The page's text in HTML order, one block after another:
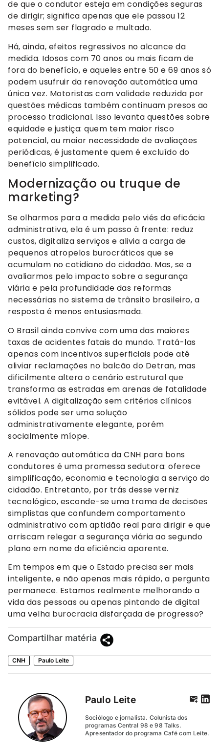
de que o condutor esteja em condições seguras
de dirigir; significa apenas que ele passou 12
meses sem ser flagrado e multado.
Há, ainda, efeitos regressivos no alcance da
medida. Idosos com 70 anos ou mais ficam de
fora do benefício, e aqueles entre 50 e 69 anos só
podem usufruir da renovação automática uma
única vez. Motoristas com validade reduzida por
questões médicas também continuam presos ao
processo tradicional. Isso levanta questões sobre
equidade e justiça: quem tem maior risco
potencial, ou maior necessidade de avaliações
periódicas, é justamente quem é excluído do
benefício simplificado.
Modernização ou truque de
marketing?
Se olharmos para a medida pelo viés da eficácia
administrativa, ela é um passo à frente: reduz
custos, digitaliza serviços e alivia a carga de
pequenos atropelos burocráticos que se
acumulam no cotidiano do cidadão. Mas, se a
avaliarmos pelo impacto sobre a segurança
viária e pela profundidade das reformas
necessárias no sistema de trânsito brasileiro, a
resposta é menos entusiasmada.
O Brasil ainda convive com uma das maiores
taxas de acidentes fatais do mundo. Tratá-las
apenas com incentivos superficiais pode até
aliviar reclamações no balcão do Detran, mas
dificilmente altera o cenário estrutural que
transforma as estradas em arenas de fatalidade
evitável. A digitalização sem critérios clínicos
sólidos pode ser uma solução
administrativamente elegante, porém
socialmente míope.
A renovação automática da CNH para bons
condutores é uma promessa sedutora: oferece
simplificação, economia e tecnologia a serviço do
cidadão. Entretanto, por trás desse verniz
tecnológico, esconde-se uma trama de decisões
simplistas que confundem comportamento
administrativo com aptidão real para dirigir e que
arriscam relegar a segurança viária ao segundo
plano em nome da eficiência aparente.
Em tempos em que o Estado precisa ser mais
inteligente, e não apenas mais rápido, a pergunta
permanece. Estamos realmente melhorando a
vida das pessoas ou apenas pintando de digital
uma velha burocracia disfarçada de progresso?
Compartilhar matéria
CNH Paulo Leite
Paulo Leite
Sociólogo e jornalista. Colunista dos
programas Central 98 e 98 Talks.
Apresentador do programa Café com Leite.